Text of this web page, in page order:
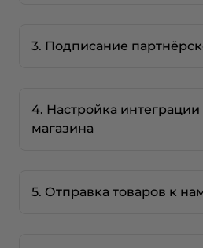
3. Подписание
4. Настройка
магазина
5. Отправка товаров к